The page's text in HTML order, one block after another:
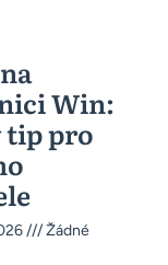
Win:
tip pro
Žádné